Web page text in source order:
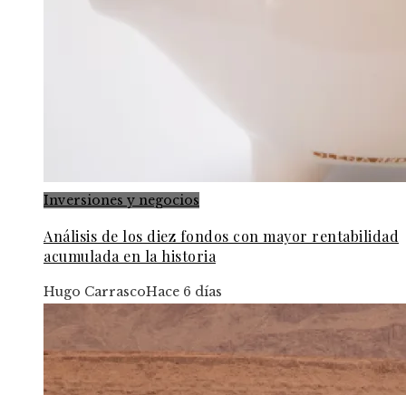
Inversiones y negocios
Análisis de los diez fondos con mayor rentabilidad
acumulada en la historia
Hugo CarrascoHace 6 días